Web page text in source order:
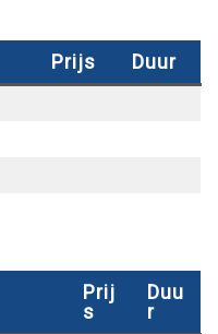
Prijs Duur
Prij
S
Duu
R